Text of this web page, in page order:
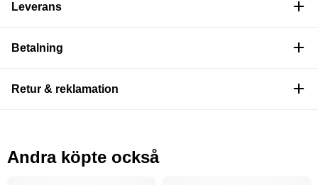
Leverans
Betalning
Retur & reklamation
Andra köpte också